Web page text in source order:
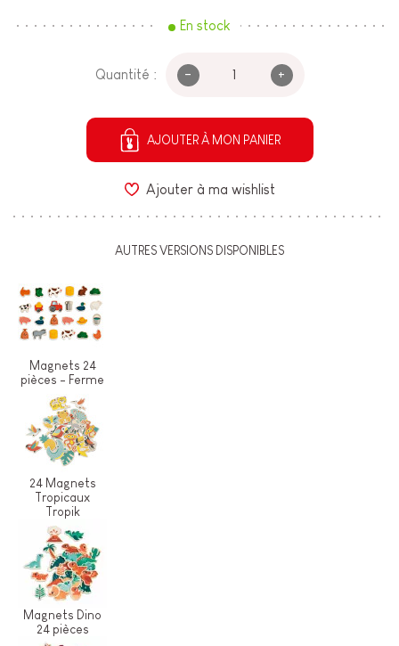
En stock
Quantité : - +
AJOUTER À MON PANIER
Ajouter à ma wishlist
AUTRES VERSIONS DISPONIBLES
Magnets 24
pièces - Ferme
24 Magnets
Tropicaux
Tropik
Magnets Dino
24 pièces